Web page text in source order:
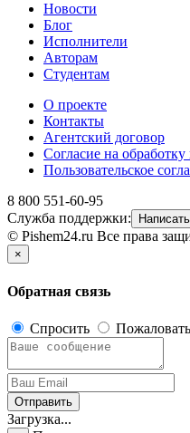
Новости
Блог
Исполнители
Авторам
Студентам
О проекте
Контакты
Агентский договор
Согласие на
Пользовательское
8 800 551-60-95
Служба поддержки:
© Pishem24.ru Все права
×
Обратная связь
Спросить
Отправить
Загрузка...